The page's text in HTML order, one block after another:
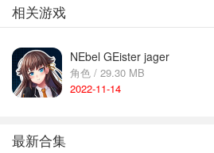
相关游戏
NEbel GEister jager
角色 / 29.30 MB
2022-11-14
最新合集